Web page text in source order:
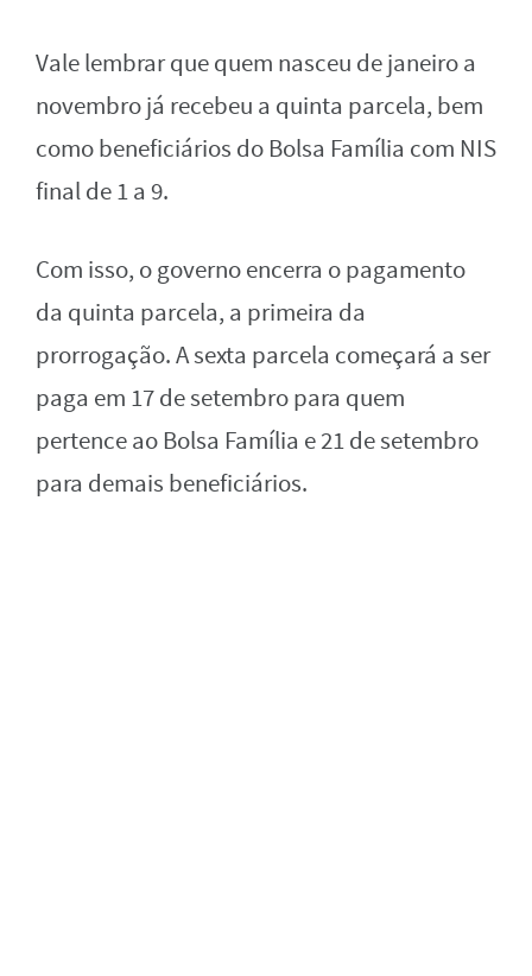
Vale lembrar que quem nasceu de janeiro a
novembro já recebeu a quinta parcela, bem
como beneficiários do Bolsa Família com NIS
final de 1 a 9.
Com isso, o governo encerra o pagamento
da quinta parcela, a primeira da
prorrogação. A sexta parcela começará a ser
paga em 17 de setembro para quem
pertence ao Bolsa Família e 21 de setembro
para demais beneficiários.